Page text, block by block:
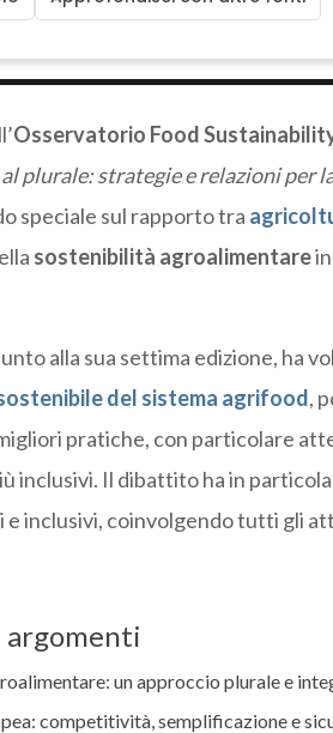
Osservatorio Food
plurale: strategie e relazioni per
speciale sul rapporto tra
sostenibilità agroalimentarein
alla sua settima edizione, ha
del sistema agrifood,
pratiche, con particolare
inclusivi. Il dibattito ha in
e inclusivi, coinvolgendo tutti gli
argomenti
un approccio plurale e
competitività, semplificazione e